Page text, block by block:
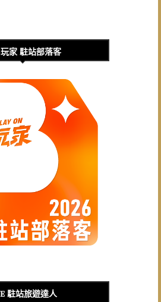
家 駐站部落客
駐站旅遊達人